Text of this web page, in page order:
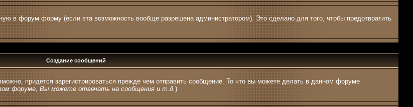
в форум форму (если эта возможность вообще разрешена администратором). Это сделано для того, чтобы предотвратить
Создание сообщений
придется зарегистрироваться прежде чем отправить сообщение. То что вы можете делать в данном форуме
форуме, Вы можете отвечать на сообщения и т.д.)